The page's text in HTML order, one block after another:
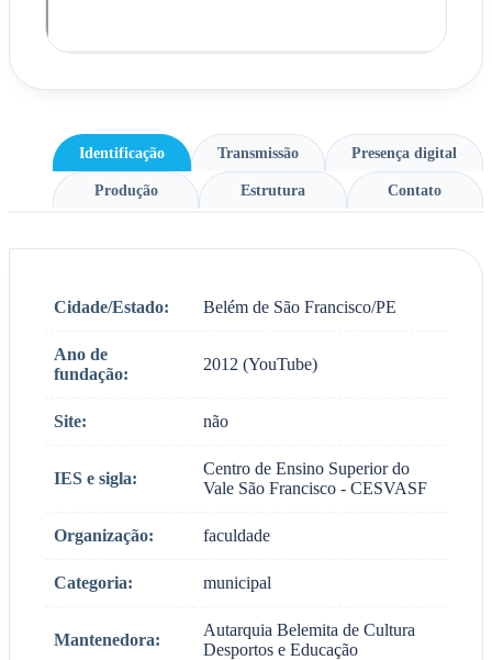
Identificação Transmissão Presença digital
Produção Estrutura Contato
Cidade/Estado: Belém de São Francisco/PE
Ano de
fundação:
2012 (YouTube)
Site: não
IES e sigla:
Centro de Ensino Superior do
Vale São Francisco - CESVASF
Organização: faculdade
Categoria: municipal
Mantenedora:
Autarquia Belemita de Cultura
Desportos e Educação